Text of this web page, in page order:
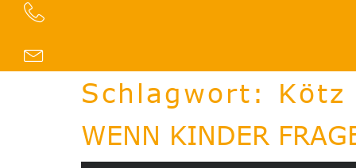
springen
Schlagwort: Kötz
WENN KINDER